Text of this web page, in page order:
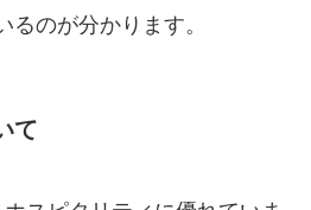
のが分かります。
て